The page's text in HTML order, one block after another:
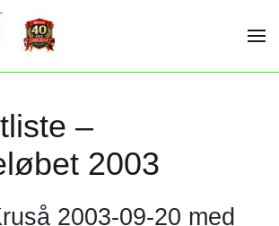
–
2003
2003-09-20 med